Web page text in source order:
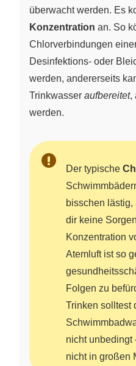
+
H3O^+}
überwacht werden. Es
Konzentration an. So
Chlorverbindungen
Desinfektions- oder
werden, andererseits
Trinkwasser aufbereitet,
werden.
Der typische
bisschen
dir keine
Konzentration
Atemluft ist so
Folgen zu
Trinken solltest
nicht unbedingt
nicht in großen